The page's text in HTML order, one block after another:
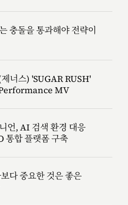
충돌을 통과해야 전략이
너스) 'SUGAR RUSH'
MV
언, AI 검색 환경 대응
통합 플랫폼 구축
다 중요한 것은 좋은